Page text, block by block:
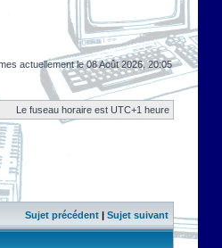
actuellement le 08 Août 2026, 20:05
Le fuseau horaire est UTC+1 heure
Sujet précédent | Sujet suivant